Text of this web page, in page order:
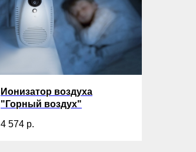
Ионизатор воздуха
"Горный воздух"
4 574 р.